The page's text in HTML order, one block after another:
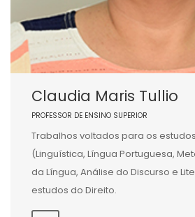
Claudia Maris Tullio
PROFESSOR DE ENSINO SUPERIOR
Trabalhos voltados para os
(Linguística, Língua Portuguesa,
da Língua, Análise do Discurso e
estudos do Direito.